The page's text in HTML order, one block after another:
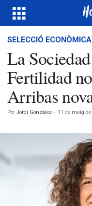
SELECCIÓ ECONÒMICA
La
Fertilidad
Arribas
Por Jordi González - 11 de maig